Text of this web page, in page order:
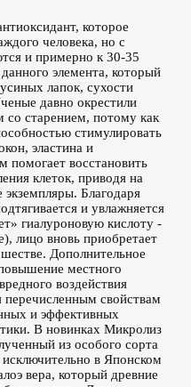
которое
человека, но с
и примерно к 30-35
элемента, который
лапок, сухости
давно окрестили
старением, потому как
стимулировать
эластина и
помогает восстановить
клеток, приводя на
Благодаря
и увлажняется
гиалуроновую кислоту -
лицо вновь приобретает
Дополнительное
местного
воздействия
свойствам
и эффективных
В новинках Микролиз
из особого сорта
в Японском
вера, который древние